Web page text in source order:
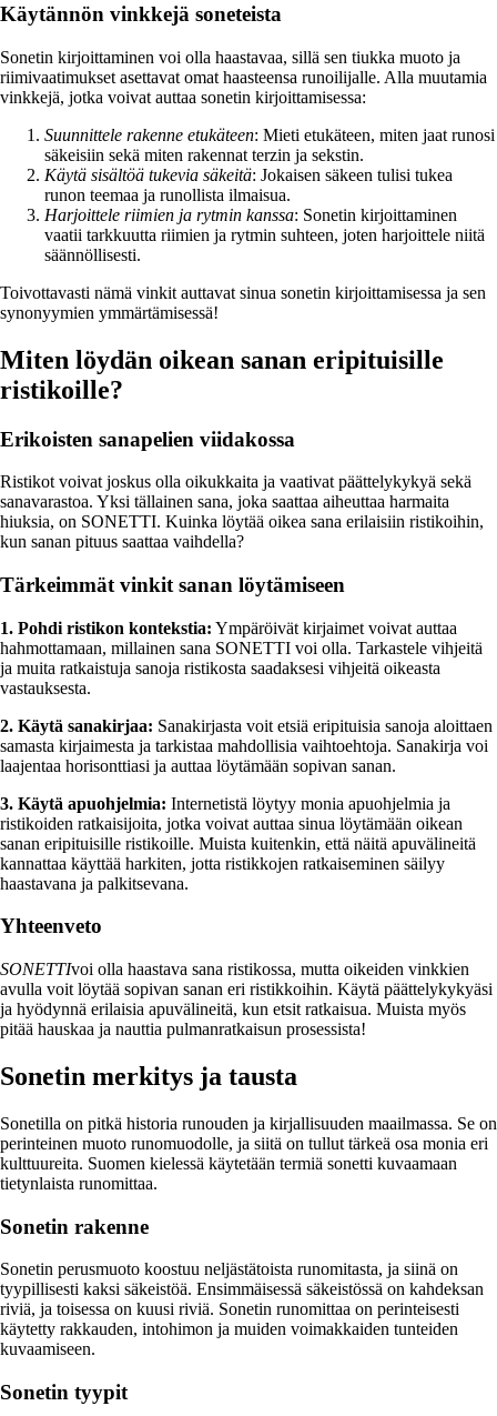
Käytännön vinkkejä soneteista
Sonetin kirjoittaminen voi olla haastavaa, sillä sen tiukka muoto ja
riimivaatimukset asettavat omat haasteensa runoilijalle. Alla muutamia
vinkkejä, jotka voivat auttaa sonetin kirjoittamisessa:
Suunnittele rakenne etukäteen: Mieti etukäteen, miten jaat runosi
säkeisiin sekä miten rakennat terzin ja sekstin.
Käytä sisältöä tukevia säkeitä: Jokaisen säkeen tulisi tukea
runon teemaa ja runollista ilmaisua.
Harjoittele riimien ja rytmin kanssa: Sonetin kirjoittaminen
vaatii tarkkuutta riimien ja rytmin suhteen, joten harjoittele niitä
säännöllisesti.
Toivottavasti nämä vinkit auttavat sinua sonetin kirjoittamisessa ja sen
synonyymien ymmärtämisessä!
Miten löydän oikean sanan eripituisille
ristikoille?
Erikoisten sanapelien viidakossa
Ristikot voivat joskus olla oikukkaita ja vaativat päättelykykyä sekä
sanavarastoa. Yksi tällainen sana, joka saattaa aiheuttaa harmaita
hiuksia, on SONETTI. Kuinka löytää oikea sana erilaisiin ristikoihin,
kun sanan pituus saattaa vaihdella?
Tärkeimmät vinkit sanan löytämiseen
1. Pohdi ristikon kontekstia: Ympäröivät kirjaimet voivat auttaa
hahmottamaan, millainen sana SONETTI voi olla. Tarkastele vihjeitä
ja muita ratkaistuja sanoja ristikosta saadaksesi vihjeitä oikeasta
vastauksesta.
2. Käytä sanakirjaa: Sanakirjasta voit etsiä eripituisia sanoja aloittaen
samasta kirjaimesta ja tarkistaa mahdollisia vaihtoehtoja. Sanakirja voi
laajentaa horisonttiasi ja auttaa löytämään sopivan sanan.
3. Käytä apuohjelmia: Internetistä löytyy monia apuohjelmia ja
ristikoiden ratkaisijoita, jotka voivat auttaa sinua löytämään oikean
sanan eripituisille ristikoille. Muista kuitenkin, että näitä apuvälineitä
kannattaa käyttää harkiten, jotta ristikkojen ratkaiseminen säilyy
haastavana ja palkitsevana.
Yhteenveto
SONETTIvoi olla haastava sana ristikossa, mutta oikeiden vinkkien
avulla voit löytää sopivan sanan eri ristikkoihin. Käytä päättelykykyäsi
ja hyödynnä erilaisia apuvälineitä, kun etsit ratkaisua. Muista myös
pitää hauskaa ja nauttia pulmanratkaisun prosessista!
Sonetin merkitys ja tausta
Sonetilla on pitkä historia runouden ja kirjallisuuden maailmassa. Se on
perinteinen muoto runomuodolle, ja siitä on tullut tärkeä osa monia eri
kulttuureita. Suomen kielessä käytetään termiä sonetti kuvaamaan
tietynlaista runomittaa.
Sonetin rakenne
Sonetin perusmuoto koostuu neljästätoista runomitasta, ja siinä on
tyypillisesti kaksi säkeistöä. Ensimmäisessä säkeistössä on kahdeksan
riviä, ja toisessa on kuusi riviä. Sonetin runomittaa on perinteisesti
käytetty rakkauden, intohimon ja muiden voimakkaiden tunteiden
kuvaamiseen.
Sonetin tyypit